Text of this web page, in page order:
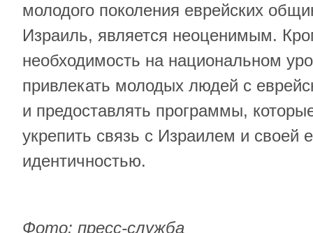
молодого поколения еврейских
Израиль, является неоценимым.
необходимость на национальном
привлекать молодых людей с
и предоставлять программы,
укрепить связь с Израилем и своей
идентичностью.
Фото: пресс-служба